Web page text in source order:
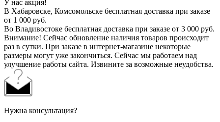
У нас акция!
В Хабаровске, Комсомольске бесплатная доставка при заказе
от 1 000 руб.
Во Владивостоке бесплатная доставка при заказе от 3 000 руб.
Внимание! Сейчас обновление наличия товаров происходит
раз в сутки. При заказе в интернет-магазине некоторые
размеры могут уже закончиться. Сейчас мы работаем над
улучшение работы сайта. Извините за возможные неудобства.
Нужна консультация?